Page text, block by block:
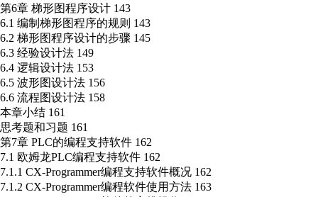
第6章 梯形图程序设计 143
6.1 编制梯形图程序的规则 143
6.2 梯形图程序设计的步骤 145
6.3 经验设计法 149
6.4 逻辑设计法 153
6.5 波形图设计法 156
6.6 流程图设计法 158
本章小结 161
思考题和习题 161
第7章 PLC的编程支持软件 162
7.1 欧姆龙PLC编程支持软件 162
7.1.1 CX-Programmer编程支持软件概况 162
7.1.2 CX-Programmer编程软件使用方法 163